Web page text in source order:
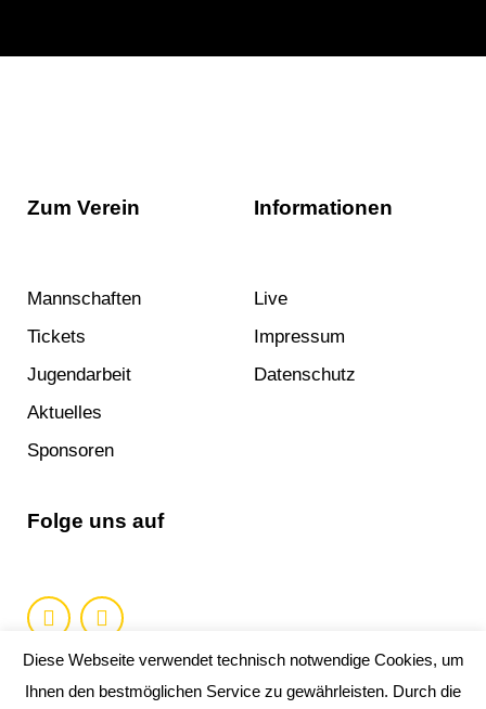
Zum Verein
Mannschaften
Tickets
Jugendarbeit
Aktuelles
Sponsoren
Informationen
Live
Impressum
Datenschutz
Folge uns auf
Diese Webseite verwendet technisch notwendige Cookies, um
Ihnen den bestmöglichen Service zu gewährleisten. Durch die